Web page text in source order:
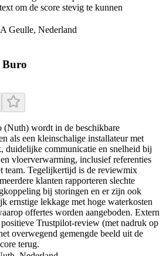
om de score stevig te kunnen
Geulle, Nederland
Buro
(Nuth) wordt in de beschikbare
als een kleinschalige installateur met
duidelijke communicatie en snelheid bij
vloerverwarming, inclusief referenties
team. Tegelijkertijd is de reviewmix
klanten rapporteren slechte
bij storingen en er zijn ook
ernstige lekkage met hoge waterkosten
offertes worden aangeboden. Extern
Trustpilot-review (met nadruk op
overwegend gemengde beeld uit de
terug.